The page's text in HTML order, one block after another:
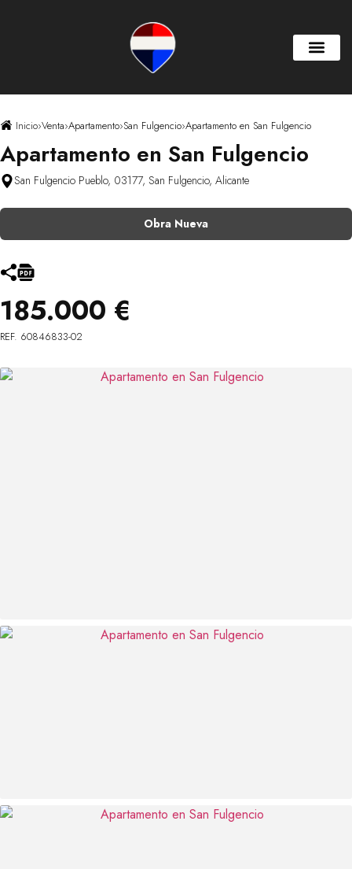
Inicio›Venta›Apartamento›San Fulgencio›Apartamento en San Fulgencio
Apartamento en San Fulgencio
San Fulgencio Pueblo, 03177, San Fulgencio, Alicante
Obra Nueva
185.000 €
REF. 60846833-02